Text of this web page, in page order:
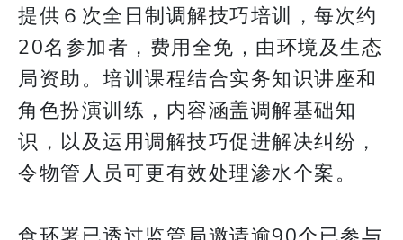
提供６次全日制调解技巧培训，每次约
20名参加者，费用全免，由环境及生态
局资助。培训课程结合实务知识讲座和
角色扮演训练，内容涵盖调解基础知
识，以及运用调解技巧促进解决纠纷，
令物管人员可更有效处理渗水个案。